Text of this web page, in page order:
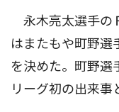
永木亮太選手の
はまたもや町野選
を決めた。町野選
リーグ初の出来事